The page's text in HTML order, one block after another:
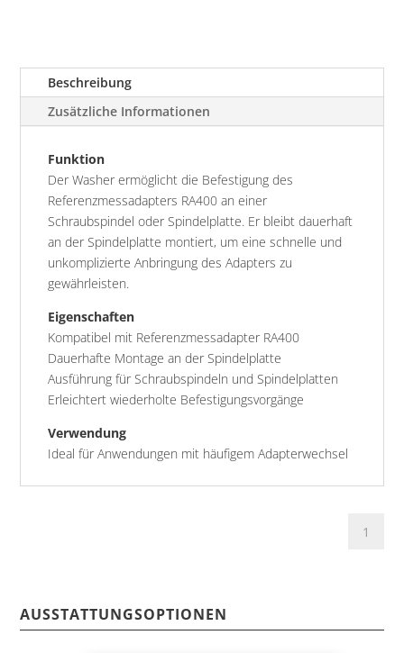
Beschreibung
Zusätzliche Informationen
Funktion
Der Washer ermöglicht die Befestigung des
Referenzmessadapters RA400 an einer
Schraubspindel oder Spindelplatte. Er bleibt dauerhaft
an der Spindelplatte montiert, um eine schnelle und
unkomplizierte Anbringung des Adapters zu
gewährleisten.
Eigenschaften
Kompatibel mit Referenzmessadapter RA400
Dauerhafte Montage an der Spindelplatte
Ausführung für Schraubspindeln und Spindelplatten
Erleichtert wiederholte Befestigungsvorgänge
Verwendung
Ideal für Anwendungen mit häufigem Adapterwechsel
AUSSTATTUNGSOPTIONEN